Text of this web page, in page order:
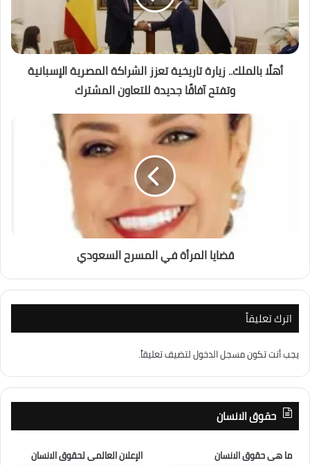
أهلًا بالملك.. زيارة تاريخية تعزز الشراكة المصرية الإسبانية
وتفتح آفاقًا جديدة للتعاون المشترك
قضايا المرأة في المسرح السعودي
اترك تعليقاً
يجب أنت تكونمسجل الدخوللتضيف تعليقاً.
حقوق الانسان
ما هى حقوق الانسان الإعلان العالمى لحقوق الانسان